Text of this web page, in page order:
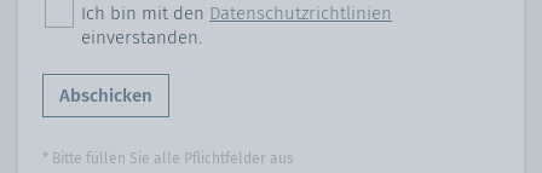
Ich bin mit den Datenschutzrichtlinien
einverstanden.
Abschicken
* Bitte füllen Sie alle Pflichtfelder aus